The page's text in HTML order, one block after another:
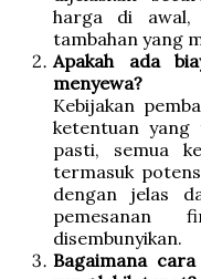
harga di awal,
tambahan yang
Apakah ada
menyewa?
Kebijakan
ketentuan yang
pasti, semua
termasuk
dengan jelas
pemesanan
disembunyikan.
Bagaimana